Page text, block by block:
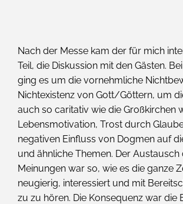
Nach der Messe kam der für mich
Teil, die Diskussion mit den Gästen.
ging es um die vornehmliche
Nichtexistenz von Gott/Göttern, um
auch so caritativ wie die Großkirchen
Lebensmotivation, Trost durch
negativen Einfluss von Dogmen auf
und ähnliche Themen. Der Austausch
Meinungen war so, wie es die ganze
neugierig, interessiert und mit
zu zu hören. Die Konsequenz war die